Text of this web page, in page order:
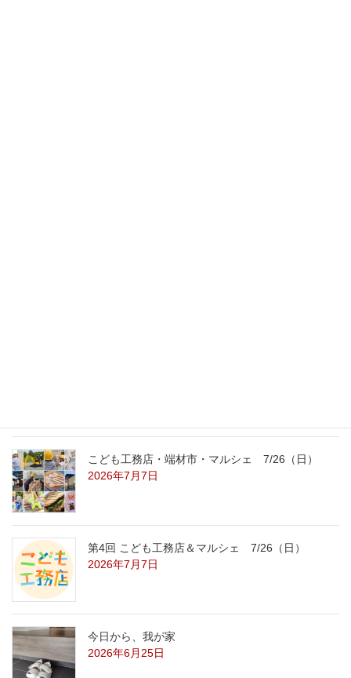
こども工務店・端材市・マルシェ 7/26（日）
2026年7月7日
第4回 こども工務店＆マルシェ 7/26（日）
2026年7月7日
今日から、我が家
2026年6月25日